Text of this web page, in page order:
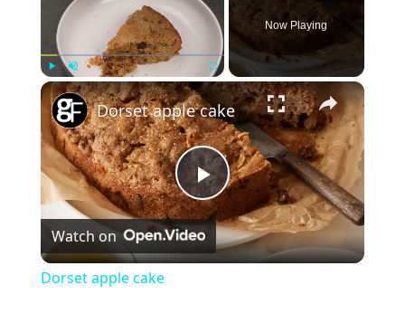
Play Unmute Fullscreen
Now Playing
×
Play
Video
Dorset apple cake
Watch on
Dorset apple cake